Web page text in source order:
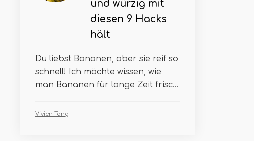
und würzig mit
diesen 9 Hacks
hält
Du liebst Bananen, aber sie reif so
schnell! Ich möchte wissen, wie
man Bananen für lange Zeit frisc...
Vivien Tang